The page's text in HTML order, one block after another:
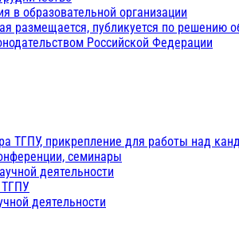
в образовательной организации
размещается, публикуется по решению
Российской Федерации
ТГПУ, прикрепление для работы над
семинары
деятельности
ТГПУ
деятельности